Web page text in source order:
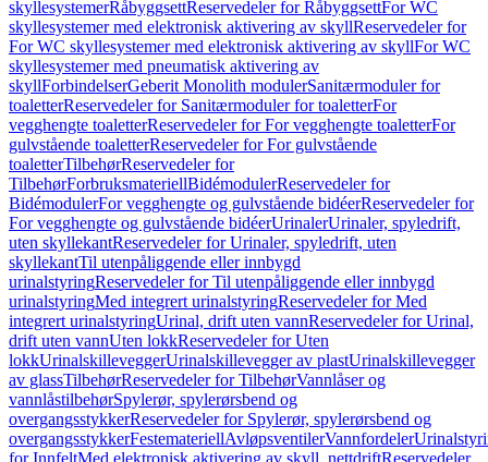
skyllesystemerRåbyggsettReservedeler for RåbyggsettFor WC
skyllesystemer med elektronisk aktivering av skyllReservedeler for
For WC skyllesystemer med elektronisk aktivering av skyllFor WC
skyllesystemer med pneumatisk aktivering av
skyllForbindelserGeberit Monolith modulerSanitærmoduler for
toaletterReservedeler for Sanitærmoduler for toaletterFor
vegghengte toaletterReservedeler for For vegghengte toaletterFor
gulvstående toaletterReservedeler for For gulvstående
toaletterTilbehørReservedeler for
TilbehørForbruksmateriellBidémodulerReservedeler for
BidémodulerFor vegghengte og gulvstående bidéerReservedeler for
For vegghengte og gulvstående bidéerUrinalerUrinaler, spyledrift,
uten skyllekantReservedeler for Urinaler, spyledrift, uten
skyllekantTil utenpåliggende eller innbygd
urinalstyringReservedeler for Til utenpåliggende eller innbygd
urinalstyringMed integrert urinalstyringReservedeler for Med
integrert urinalstyringUrinal, drift uten vannReservedeler for Urinal,
drift uten vannUten lokkReservedeler for Uten
lokkUrinalskilleveggerUrinalskillevegger av plastUrinalskillevegger
av glassTilbehørReservedeler for TilbehørVannlåser og
vannlåstilbehørSpylerør, spylerørsbend og
overgangsstykkerReservedeler for Spylerør, spylerørsbend og
overgangsstykkerFestemateriellAvløpsventilerVannfordeler
for InnfeltMed elektronisk aktivering av skyll, nettdriftReservedeler